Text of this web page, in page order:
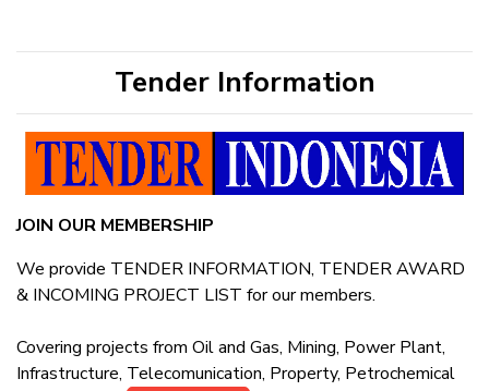
Tender Information
JOIN OUR MEMBERSHIP
We provide TENDER INFORMATION, TENDER AWARD
& INCOMING PROJECT LIST for our members.
Covering projects from Oil and Gas, Mining, Power Plant,
Infrastructure, Telecomunication, Property, Petrochemical